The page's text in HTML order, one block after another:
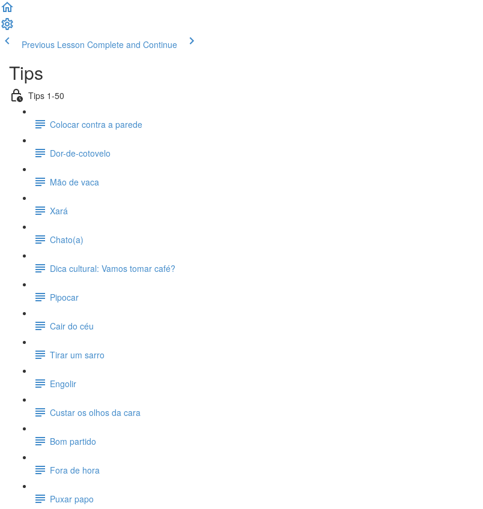
Previous Lesson Complete and Continue
Tips
Tips 1-50
Colocar contra a parede
Dor-de-cotovelo
Mão de vaca
Xará
Chato(a)
Dica cultural: Vamos tomar café?
Pipocar
Cair do céu
Tirar um sarro
Engolir
Custar os olhos da cara
Bom partido
Fora de hora
Puxar papo